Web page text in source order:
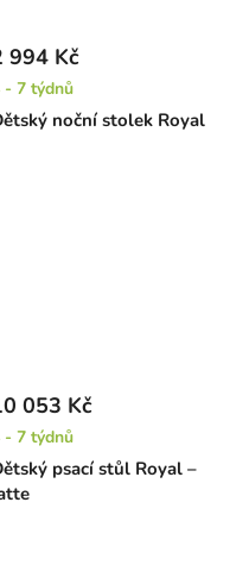
noční stolek Royal
994 Kč
- 7 týdnů
psací stůl Royal –
053 Kč
- 7 týdnů